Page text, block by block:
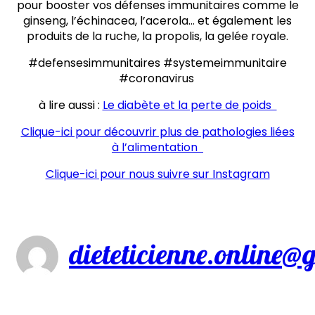
pour booster vos défenses immunitaires comme le
ginseng, l’échinacea, l’acerola… et également les
produits de la ruche, la propolis, la gelée royale.
#defensesimmunitaires #systemeimmunitaire
#coronavirus
à lire aussi : Le diabète et la perte de poids
Clique-ici pour découvrir plus de pathologies liées
à l’alimentation
Clique-ici pour nous suivre sur Instagram